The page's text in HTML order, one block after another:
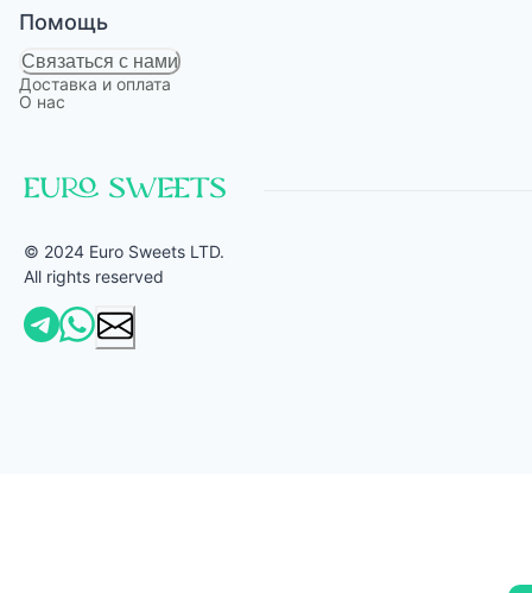
Помощь
Связаться с нами
Доставка и оплата
О нас
© 2024 Euro Sweets LTD.
All rights reserved